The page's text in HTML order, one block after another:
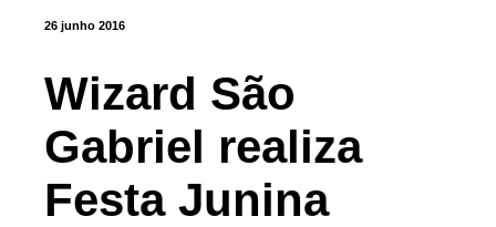
26 junho 2016
Wizard São
Gabriel realiza
Festa Junina